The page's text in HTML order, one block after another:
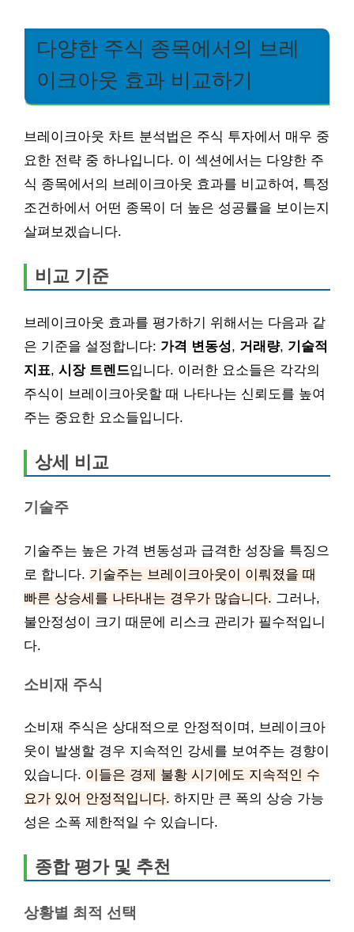
다양한 주식 종목에서의 브레
이크아웃 효과 비교하기
브레이크아웃 차트 분석법은 주식 투자에서 매우 중
요한 전략 중 하나입니다. 이 섹션에서는 다양한 주
식 종목에서의 브레이크아웃 효과를 비교하여, 특정
조건하에서 어떤 종목이 더 높은 성공률을 보이는지
살펴보겠습니다.
비교 기준
브레이크아웃 효과를 평가하기 위해서는 다음과 같
은 기준을 설정합니다: 가격 변동성, 거래량, 기술적
지표, 시장 트렌드입니다. 이러한 요소들은 각각의
주식이 브레이크아웃할 때 나타나는 신뢰도를 높여
주는 중요한 요소들입니다.
상세 비교
기술주
기술주는 높은 가격 변동성과 급격한 성장을 특징으
로 합니다. 기술주는 브레이크아웃이 이뤄졌을 때
빠른 상승세를 나타내는 경우가 많습니다. 그러나,
불안정성이 크기 때문에 리스크 관리가 필수적입니
다.
소비재 주식
소비재 주식은 상대적으로 안정적이며, 브레이크아
웃이 발생할 경우 지속적인 강세를 보여주는 경향이
있습니다. 이들은 경제 불황 시기에도 지속적인 수
요가 있어 안정적입니다. 하지만 큰 폭의 상승 가능
성은 소폭 제한적일 수 있습니다.
종합 평가 및 추천
상황별 최적 선택